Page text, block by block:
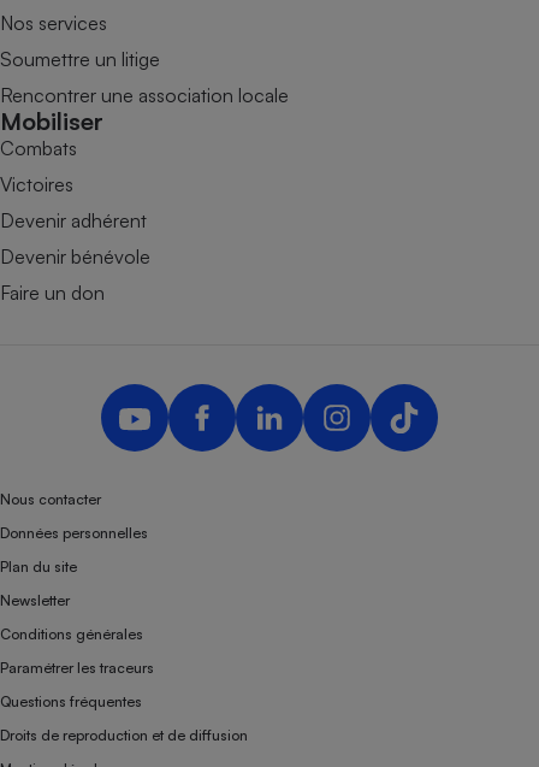
Nos services
Soumettre un litige
Rencontrer une association locale
Mobiliser
Combats
Victoires
Devenir adhérent
Devenir bénévole
Faire un don
Nous contacter
Données personnelles
Plan du site
Newsletter
Conditions générales
Paramétrer les traceurs
Questions fréquentes
Droits de reproduction et de diffusion